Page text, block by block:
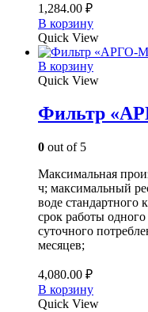
1,284.00 ₽
В корзину
Quick View
В корзину
Quick View
Фильтр
0 out of 5
Максимальная
ч; максимальный
воде стандартного
срок работы
суточного
месяцев;
4,080.00 ₽
В корзину
Quick View